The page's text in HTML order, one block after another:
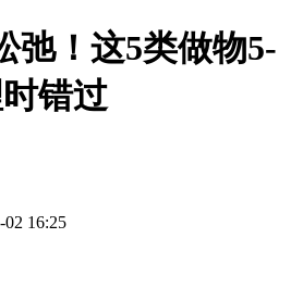
弛！这5类做物5-
错过
02 16:25